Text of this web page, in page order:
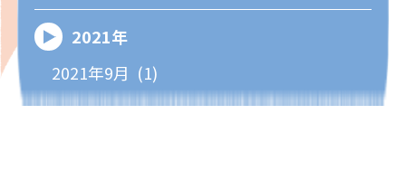
2021年
2021年9月 (1)